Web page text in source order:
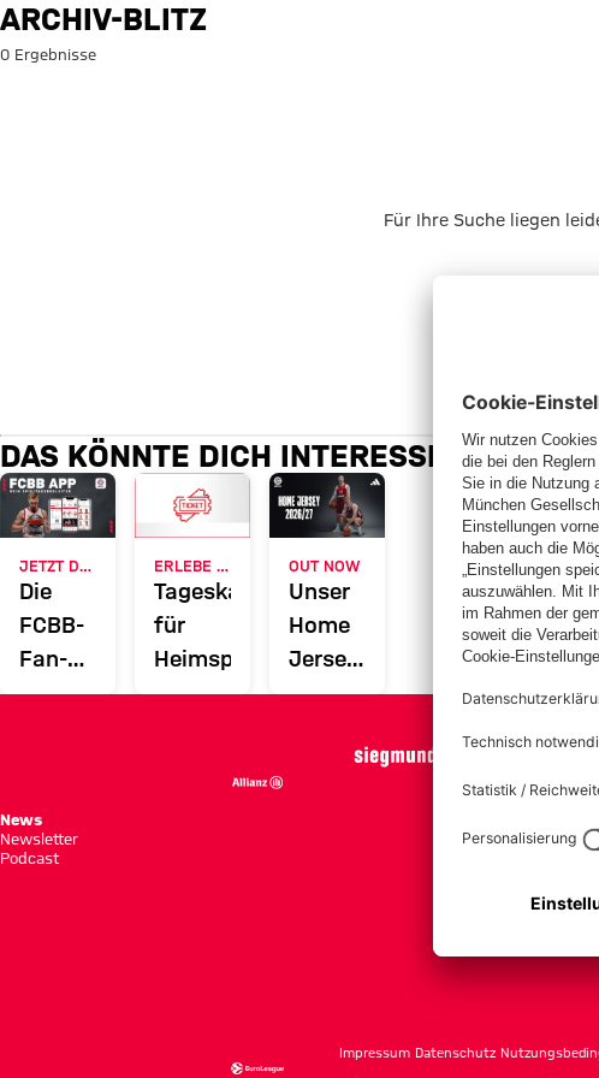
Suche: Archiv-Blitz
ARCHIV-BLITZ
0 Ergebnisse
Für Ihre Suche liegen
DAS KÖNNTE DICH INTERESSIEREN
JETZT DOWNLOADEN
Die
FCBB-
Fan-
App
ERLEBE DEN FCBB
Tageskarten
für
Heimspiele
OUT NOW
Unser
Home
Jersey
2026/27
News
Newsletter
Podcast
Tabelle
Impressum Datenschutz